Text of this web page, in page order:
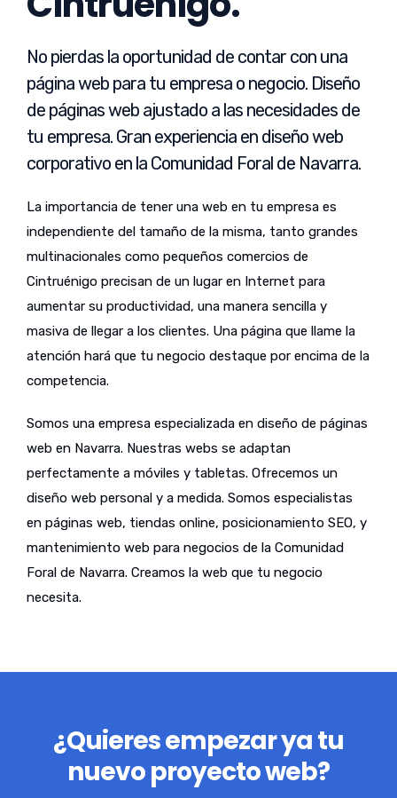
No pierdas la oportunidad de contar con una
página web para tu empresa o negocio. Diseño
de páginas web ajustado a las necesidades de
tu empresa. Gran experiencia en diseño web
corporativo en la Comunidad Foral de Navarra.
La importancia de tener una web en tu empresa es
independiente del tamaño de la misma, tanto grandes
multinacionales como pequeños comercios de
Cintruénigo precisan de un lugar en Internet para
aumentar su productividad, una manera sencilla y
masiva de llegar a los clientes. Una página que llame la
atención hará que tu negocio destaque por encima de la
competencia.
Somos una empresa especializada en diseño de páginas
web en Navarra. Nuestras webs se adaptan
perfectamente a móviles y tabletas. Ofrecemos un
diseño web personal y a medida. Somos especialistas
en páginas web, tiendas online, posicionamiento SEO, y
mantenimiento web para negocios de la Comunidad
Foral de Navarra. Creamos la web que tu negocio
necesita.
¿Quieres empezar ya tu
nuevo proyecto web?